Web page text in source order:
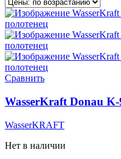
Сравнить
WasserKraft Donau
WasserKRAFT
Нет в наличии